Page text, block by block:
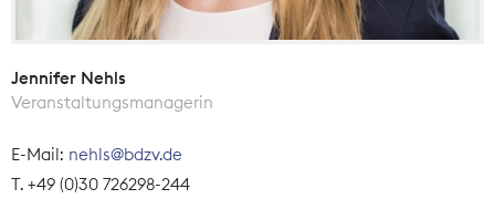
Jennifer Nehls
Veranstaltungsmanagerin
E-Mail: nehls@bdzv.de
T. +49 (0)30 726298-244